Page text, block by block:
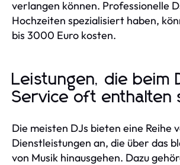
verlangen können. Professionelle
Hochzeiten spezialisiert haben,
bis 3000 Euro kosten.
Leistungen, die beim
Service oft enthalten
Die meisten DJs bieten eine Reihe
Dienstleistungen an, die über das
von Musik hinausgehen. Dazu